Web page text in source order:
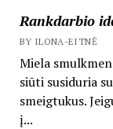
Rankdarbio
BY ILONA-EITNĖ
Miela
siūti susiduria
smeigtukus.
į...